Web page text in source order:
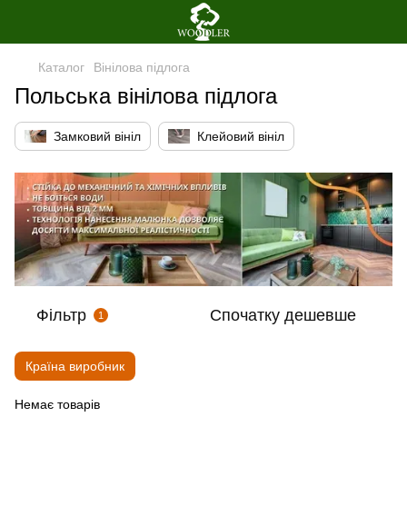
Каталог Вінілова пiдлога
Польська вінілова підлога
Замковий вініл Клейовий вініл
Фільтр 1 Спочатку дешевше
Країна виробник
Немає товарів